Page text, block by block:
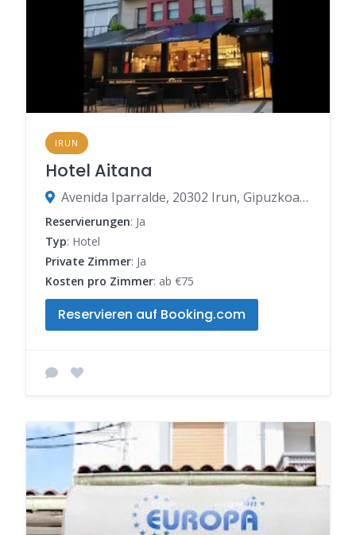
IRUN
Hotel Aitana
Avenida Iparralde, 20302 Irun, Gipuzkoa, Spanien
Reservierungen: Ja
Typ: Hotel
Private Zimmer: Ja
Kosten pro Zimmer: ab €75
Reservieren auf Booking.com